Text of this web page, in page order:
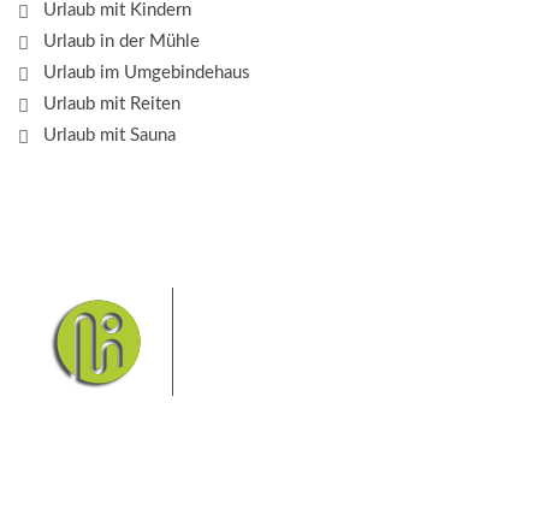
Urlaub mit Kindern
Urlaub in der Mühle
Urlaub im Umgebindehaus
Urlaub mit Reiten
Urlaub mit Sauna